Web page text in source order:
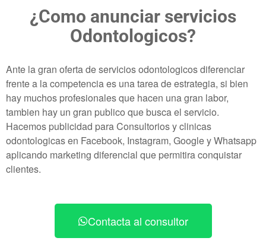
¿Como anunciar servicios
Odontologicos?
Ante la gran oferta de servicios odontologicos diferenciar
frente a la competencia es una tarea de estrategia, si bien
hay muchos profesionales que hacen una gran labor,
tambien hay un gran publico que busca el servicio.
Hacemos publicidad para Consultorios y clinicas
odontologicas en Facebook, Instagram, Google y Whatsapp
aplicando marketing diferencial que permitira conquistar
clientes.
Contacta al consultor